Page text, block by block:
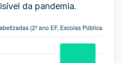
da pandemia.